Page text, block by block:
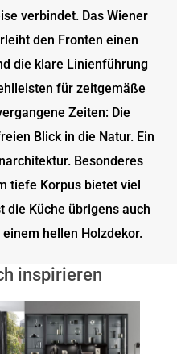
verbindet. Das Wiener
den Fronten einen
die klare Linienführung
für zeitgemäße
Zeiten: Die
Blick in die Natur. Ein
Besonderes
tiefe Korpus bietet viel
die Küche übrigens auch
hellen Holzdekor.
inspirieren